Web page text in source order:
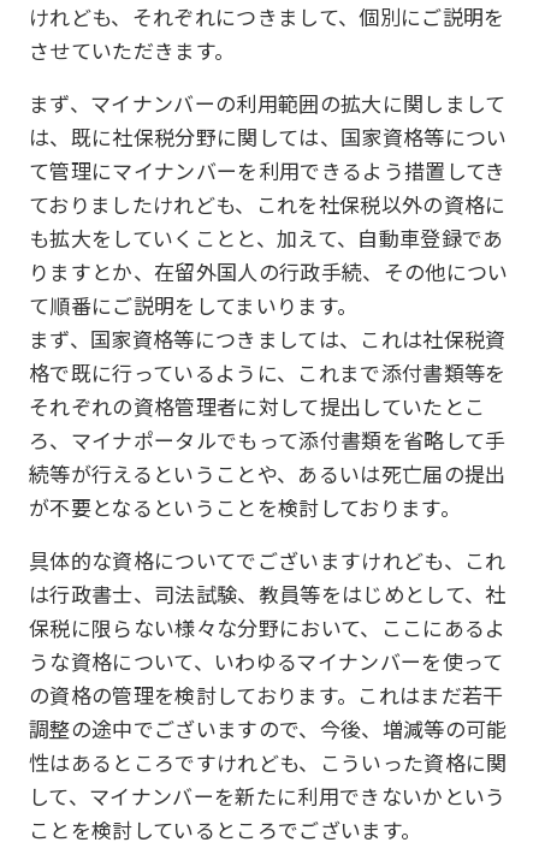
けれども、それぞれにつきまして、個別にご説明を
させていただきます。
まず、マイナンバーの利用範囲の拡大に関しまして
は、既に社保税分野に関しては、国家資格等につい
て管理にマイナンバーを利用できるよう措置してき
ておりましたけれども、これを社保税以外の資格に
も拡大をしていくことと、加えて、自動車登録であ
りますとか、在留外国人の行政手続、その他につい
て順番にご説明をしてまいります。
まず、国家資格等につきましては、これは社保税資
格で既に行っているように、これまで添付書類等を
それぞれの資格管理者に対して提出していたとこ
ろ、マイナポータルでもって添付書類を省略して手
続等が行えるということや、あるいは死亡届の提出
が不要となるということを検討しております。
具体的な資格についてでございますけれども、これ
は行政書士、司法試験、教員等をはじめとして、社
保税に限らない様々な分野において、ここにあるよ
うな資格について、いわゆるマイナンバーを使って
の資格の管理を検討しております。これはまだ若干
調整の途中でございますので、今後、増減等の可能
性はあるところですけれども、こういった資格に関
して、マイナンバーを新たに利用できないかという
ことを検討しているところでございます。